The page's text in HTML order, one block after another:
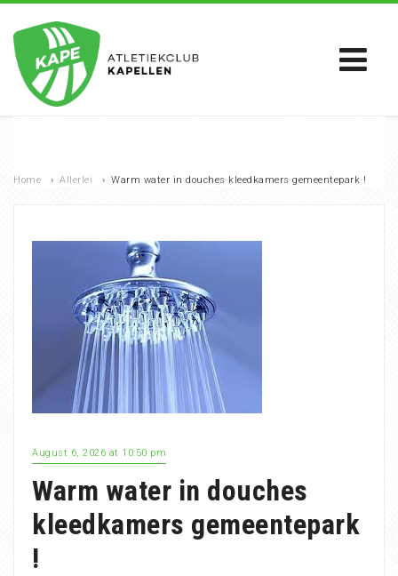
Home › Allerlei › Warm water in douches kleedkamers gemeentepark !
August 6, 2026 at 10:50 pm
Warm water in douches
kleedkamers gemeentepark
!